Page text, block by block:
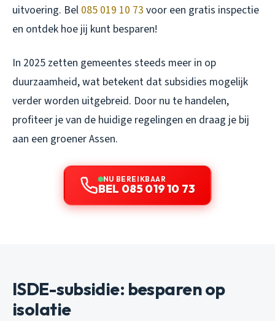
uitvoering. Bel 085 019 10 73 voor een gratis inspectie
en ontdek hoe jij kunt besparen!
In 2025 zetten gemeentes steeds meer in op
duurzaamheid, wat betekent dat subsidies mogelijk
verder worden uitgebreid. Door nu te handelen,
profiteer je van de huidige regelingen en draag je bij
aan een groener Assen.
NU BEREIKBAAR
BEL 085 019 10 73
ISDE-subsidie: besparen op
isolatie